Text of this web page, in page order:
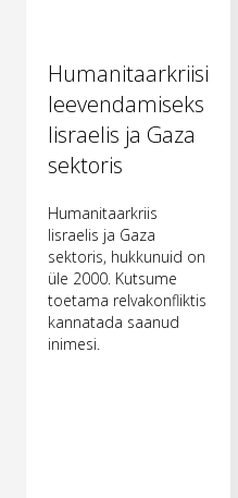
Humanitaarkriisi
leevendamiseks
Iisraelis ja Gaza
sektoris
Humanitaarkriis
Iisraelis ja Gaza
sektoris, hukkunuid on
üle 2000. Kutsume
toetama relvakonfliktis
kannatada saanud
inimesi.